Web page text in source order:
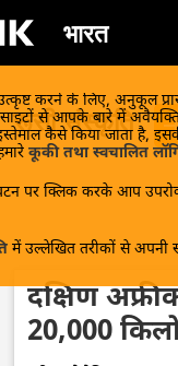
भारत
उत्कृष्ट करने के लिए, अनुकूल
से आपके बारे में
कैसे किया जाता है,
कूकी तथा स्वचालित
पर क्लिक करके आप
में उल्लेखित तरीकों से अपनी
रूसी संस्कृति
दक्षिण
20,000